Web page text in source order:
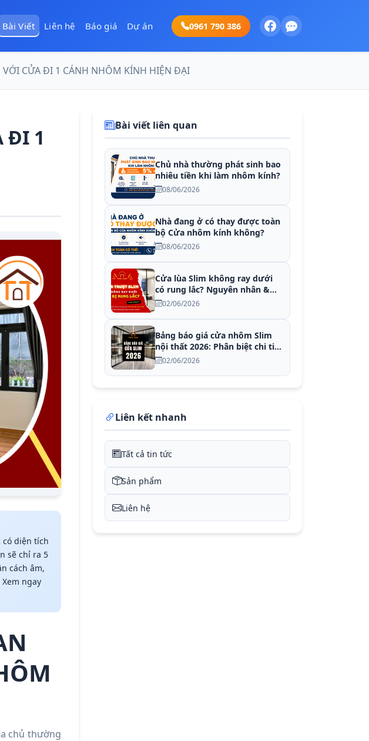
Bài Viết Liên hệ Báo giá Dự án 0961 790 386
CỬA ĐI 1 CÁNH NHÔM KÍNH HIỆN ĐẠI
ĐI 1
có diện tích
sẽ chỉ ra 5
cách âm,
ngay
chủ thường
Bài viết liên quan
Chủ nhà thường phát sinh bao
nhiêu tiền khi làm nhôm kính?
08/06/2026
Nhà đang ở có thay được toàn
bộ Cửa nhôm kính không?
08/06/2026
Cửa lùa Slim không ray dưới
có rung lắc? Nguyên nhân &
Khắc phục
02/06/2026
Bảng báo giá cửa nhôm Slim
nội thất 2026: Phân biệt chi tiết
hệ có ray dưới và ray treo trần
02/06/2026
Liên kết nhanh
Tất cả tin tức
Sản phẩm
Liên hệ